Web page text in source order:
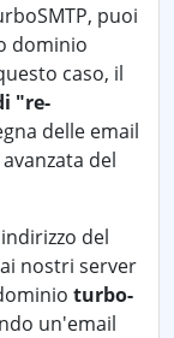
puoi
dominio
caso, il
"re-
delle email
del
del
nostri server
turbo-
un'email